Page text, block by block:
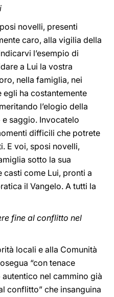
novelli, presenti
caro, alla vigilia della
l’esempio di
a Lui la vostra
nella famiglia, nei
ha costantemente
l’elogio della
saggio. Invocatelo
difficili che potrete
E voi, sposi novelli,
sotto la sua
casti come Lui, pronti a
il Vangelo. A tutti la
fine al conflitto nel
locali e alla Comunità
“con tenace
nel cammino già
conflitto” che insanguina